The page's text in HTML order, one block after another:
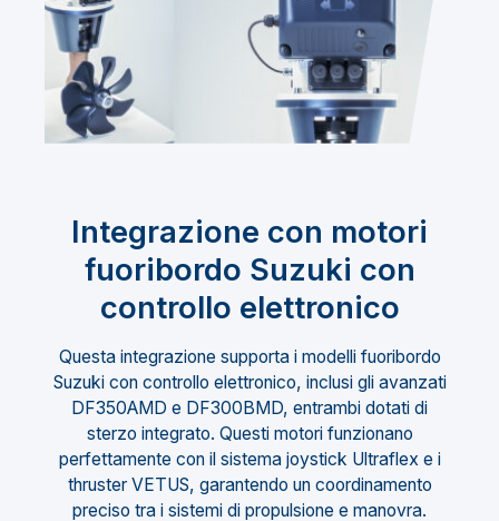
Integrazione con motori
fuoribordo Suzuki con
controllo elettronico
Questa integrazione supporta i modelli fuoribordo
Suzuki con controllo elettronico, inclusi gli avanzati
DF350AMD e DF300BMD, entrambi dotati di
sterzo integrato. Questi motori funzionano
perfettamente con il sistema joystick Ultraflex e i
thruster VETUS, garantendo un coordinamento
preciso tra i sistemi di propulsione e manovra.